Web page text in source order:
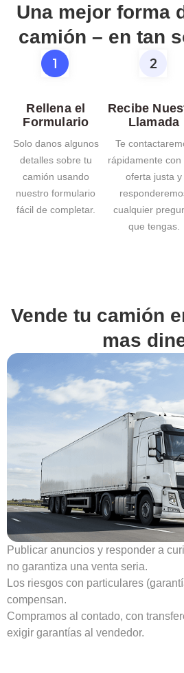
Una mejor forma
camión – en tan
Rellena el
Formulario
Solo danos algunos
detalles sobre tu
camión usando
nuestro formulario
fácil de completar.
Recibe
Llamada
Te
rápidamente con
oferta justa y
cualquier
que tengas.
Vende tu camión
mas
Publicar anuncios y responder a
no garantiza una venta seria.
Los riesgos con particulares
compensan.
Compramos al contado, con
exigir garantías al vendedor.